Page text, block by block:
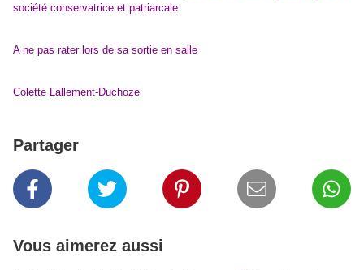
société conservatrice et patriarcale
A ne pas rater lors de sa sortie en salle
Colette Lallement-Duchoze
Partager
Vous aimerez aussi